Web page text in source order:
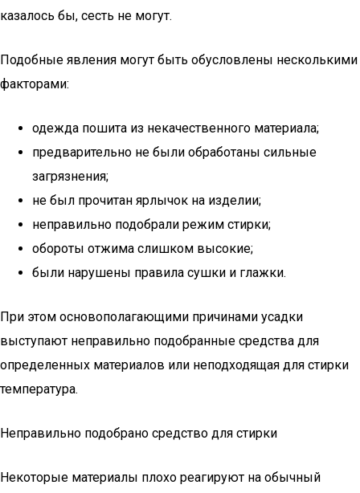
казалось бы, сесть не могут.
Подобные явления могут быть обусловлены несколькими
факторами:
одежда пошита из некачественного материала;
предварительно не были обработаны сильные
загрязнения;
не был прочитан ярлычок на изделии;
неправильно подобрали режим стирки;
обороты отжима слишком высокие;
были нарушены правила сушки и глажки.
При этом основополагающими причинами усадки
выступают неправильно подобранные средства для
определенных материалов или неподходящая для стирки
температура.
Неправильно подобрано средство для стирки
Некоторые материалы плохо реагируют на обычный